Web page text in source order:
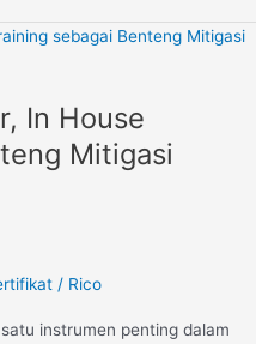
In House
Mitigasi
/ Rico
instrumen penting dalam